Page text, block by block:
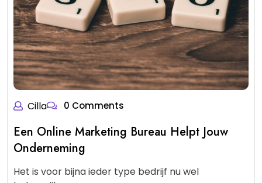
Cilla 0 Comments
Een Online Marketing Bureau Helpt Jouw
Onderneming
Het is voor bijna ieder type bedrijf nu wel